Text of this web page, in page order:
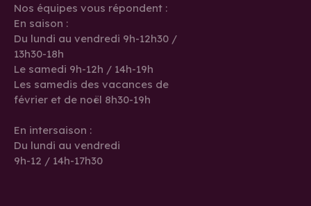
Nos équipes vous répondent :
En saison :
Du lundi au vendredi 9h-12h30 /
13h30-18h
Le samedi 9h-12h / 14h-19h
Les samedis des vacances de
février et de noël 8h30-19h
En intersaison :
Du lundi au vendredi
9h-12 / 14h-17h30